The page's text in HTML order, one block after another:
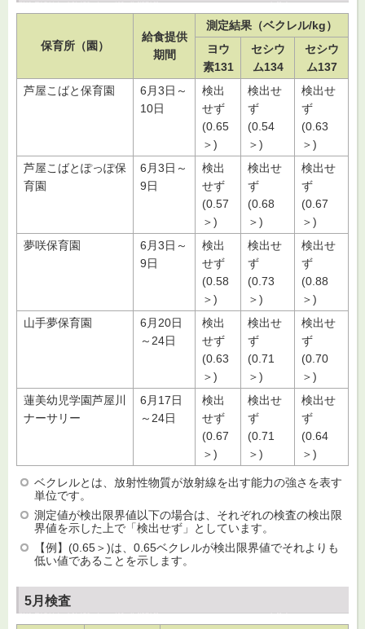
保育所（園）
給食提供
期間
測定結果（ベクレル/kg）
ヨウ
素131
セシウ
ム134
セシウ
ム137
芦屋こばと保育園
6月3日～
10日
検出
せず
(0.65
＞)
検出せ
ず
(0.54
＞)
検出せ
ず
(0.63
＞)
芦屋こばとぽっぽ保
育園
6月3日～
9日
検出
せず
(0.57
＞)
検出せ
ず
(0.68
＞)
検出せ
ず
(0.67
＞)
夢咲保育園
6月3日～
9日
検出
せず
(0.58
＞)
検出せ
ず
(0.73
＞)
検出せ
ず
(0.88
＞)
山手夢保育園
6月20日
～24日
検出
せず
(0.63
＞)
検出せ
ず
(0.71
＞)
検出せ
ず
(0.70
＞)
蓮美幼児学園芦屋川
ナーサリー
6月17日
～24日
検出
せず
(0.67
＞)
検出せ
ず
(0.71
＞)
検出せ
ず
(0.64
＞)
ベクレルとは、放射性物質が放射線を出す能力の強さを表す
単位です。
測定値が検出限界値以下の場合は、それぞれの検査の検出限
界値を示した上で「検出せず」としています。
【例】(0.65＞)は、0.65ベクレルが検出限界値でそれよりも
低い値であることを示します。
5月検査